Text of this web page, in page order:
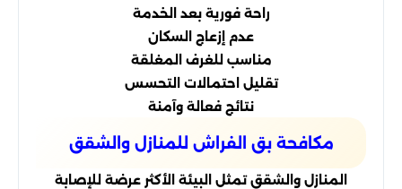
راحة فورية بعد الخدمة
عدم إزعاج السكان
مناسب للغرف المغلقة
تقليل احتمالات التحسس
نتائج فعالة وآمنة
مكافحة بق الفراش للمنازل والشقق
المنازل والشقق تمثل البيئة الأكثر عرضة للإصابة